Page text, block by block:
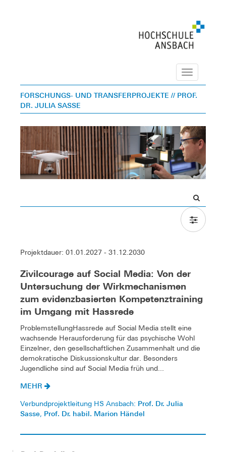
Navigation
FORSCHUNGS- UND TRANSFERPROJEKTE // PROF.
DR. JULIA SASSE
Projektdauer: 01.01.2027 - 31.12.2030
Zivilcourage auf Social Media: Von der
Untersuchung der Wirkmechanismen
zum evidenzbasierten Kompetenztraining
im Umgang mit Hassrede
ProblemstellungHassrede auf Social Media stellt eine
wachsende Herausforderung für das psychische Wohl
Einzelner, den gesellschaftlichen Zusammenhalt und die
demokratische Diskussionskultur dar. Besonders
Jugendliche sind auf Social Media früh und...
MEHR
Verbundprojektleitung HS Ansbach: Prof. Dr. Julia
Sasse, Prof. Dr. habil. Marion Händel